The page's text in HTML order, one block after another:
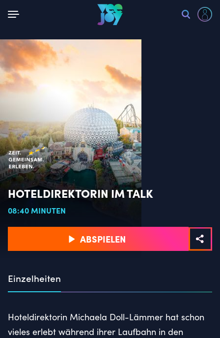
HOTELDIREKTORIN IM TALK
08:40 MINUTEN
ABSPIELEN
Einzelheiten
Hoteldirektorin Michaela Doll-Lämmer hat schon
vieles erlebt während ihrer Laufbahn in den